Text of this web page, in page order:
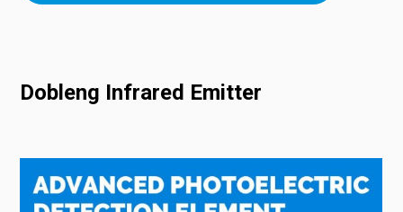
Dobleng Infrared Emitter